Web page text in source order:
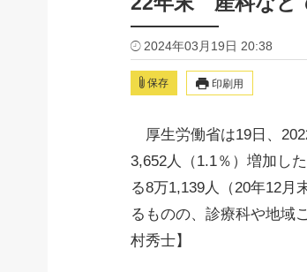
2024年03月19日 20:38
保存 印刷用
厚生労働省は19日、2
3,652人（1.1％）増加し
る8万1,139人（20年12月
るものの、診療科や地域
村秀士】